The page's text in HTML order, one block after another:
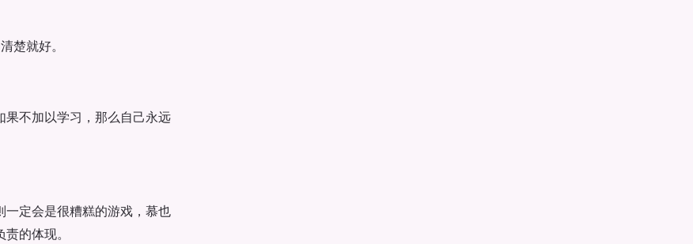
楚就好。
不加以学习，那么自己永远
定会是很糟糕的游戏，慕也
的体现。